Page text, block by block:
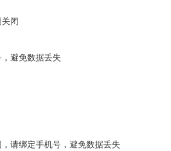
闭
避免数据丢失
请绑定手机号，避免数据丢失